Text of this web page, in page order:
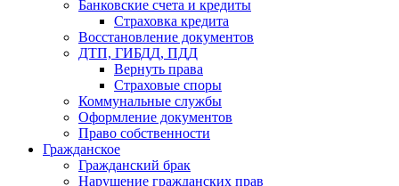
Банковские счета и кредиты
Страховка кредита
Восстановление документов
ДТП, ГИБДД, ПДД
Вернуть права
Страховые споры
Коммунальные службы
Оформление документов
Право собственности
Гражданское
Гражданский брак
Нарушение гражданских прав